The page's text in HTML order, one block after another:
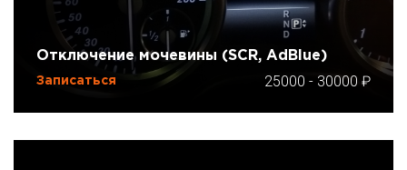
Отключение мочевины (SCR, AdBlue)
Записаться 25000 - 30000